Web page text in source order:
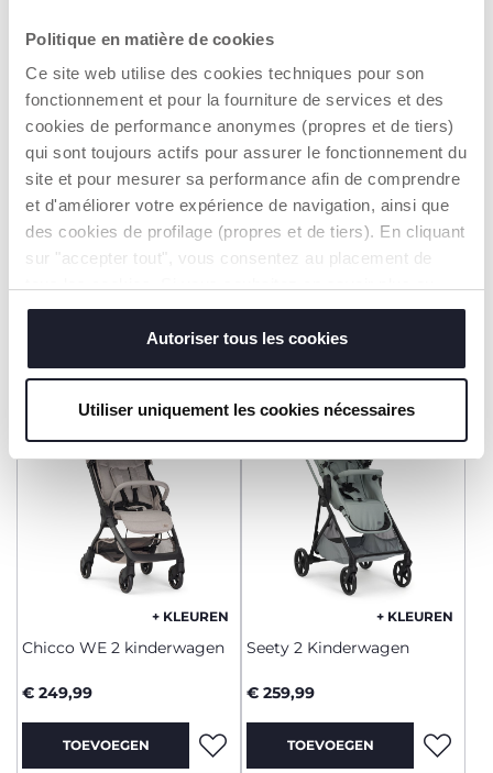
Politique en matière de cookies
Ce site web utilise des cookies techniques pour son
fonctionnement et pour la fourniture de services et des
cookies de performance anonymes (propres et de tiers)
qui sont toujours actifs pour assurer le fonctionnement du
site et pour mesurer sa performance afin de comprendre
et d'améliorer votre expérience de navigation, ainsi que
des cookies de profilage (propres et de tiers). En cliquant
sur "accepter tout", vous consentez au placement de
modifier ou révoquer le consentement de tous les
cookies ou de certains d'entre eux, cliquez sur "afficher
les détails". En fermant cette bannière, vous consentez à
sont indispensables pour profiter du service demandé.
Autoriser tous les cookies
Utiliser uniquement les cookies nécessaires
+ KLEUREN
Wandelwagen Activ3+
+ KLEUREN
Seety 2 Kinderwagen
+ KLEUREN
Chicco WE 2 kinderwagen
€ 249,99
TOEVOEGEN
+ KLEUREN
Seety 2 Kinderwagen
€ 259,99
TOEVOEGEN